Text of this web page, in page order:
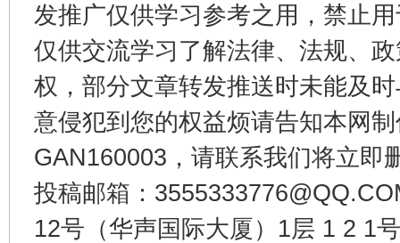
发推广仅供学习参考之用，禁止
仅供交流学习了解法律、法规、
权，部分文章转发推送时未能及
意侵犯到您的权益烦请告知本网
GAN160003，请联系我们将立即
投稿邮箱：
12号（华声国际大厦）1层 1 2 1
今